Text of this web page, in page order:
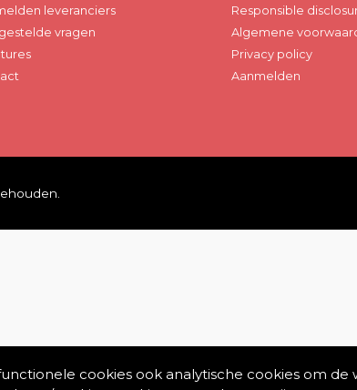
leveranciers
vragen
Responsible
Algemene
Privacy policy
Aanmelden
cookies ook analytische cookies om